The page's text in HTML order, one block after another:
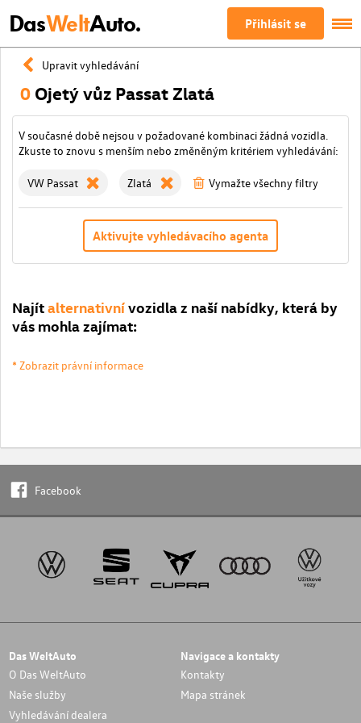
DasWeltAuto. Přihlásit se
Upravit vyhledávání
0 Ojetý vůz Passat Zlatá
V současné době nejsou v požadované kombinaci žádná vozidla.
Zkuste to znovu s menším nebo změněným kritériem vyhledávání:
VW Passat Zlatá Vymažte všechny filtry
Aktivujte vyhledávacího agenta
Najítalternativnívozidla z naší nabídky, která by
vás mohla zajímat:
* Zobrazit právní informace
Facebook
Das WeltAuto
O Das WeltAuto
Naše služby
Vyhledávání dealera
Navigace a kontakty
Kontakty
Mapa stránek